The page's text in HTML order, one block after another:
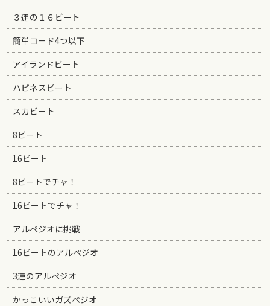
３連の１６ビート
簡単コード4つ以下
アイランドビート
ハピネスビート
スカビート
8ビート
16ビート
8ビートでチャ！
16ビートでチャ！
アルペジオに挑戦
16ビートのアルペジオ
3連のアルペジオ
かっこいいガズペジオ